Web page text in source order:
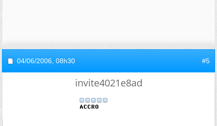
04/06/2006, 08h30 #5
invite4021e8ad